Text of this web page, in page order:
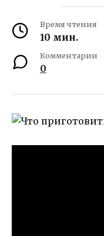
Время чтения
10 мин.
Комментарии
0